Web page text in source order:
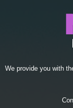
We provide you with